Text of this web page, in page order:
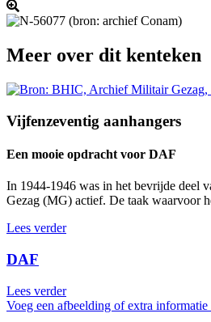
Meer over dit kenteken
Vijfenzeventig aanhangers
Een mooie opdracht voor DAF
In 1944-1946 was in het bevrijde deel
Gezag (MG) actief. De taak waarvoor
Lees verder
DAF
Lees verder
Voeg een afbeelding of extra informatie